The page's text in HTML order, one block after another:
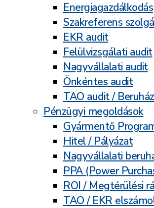
Energiagazdálkodás
Szakreferens
EKR audit
Felülvizsgálati audit
Nagyvállalati audit
Önkéntes audit
TAO audit /
Pénzügyi megoldások
Gyármentő
Hitel / Pályázat
Nagyvállalati
PPA (Power
ROI / Megtérülési
TAO / EKR